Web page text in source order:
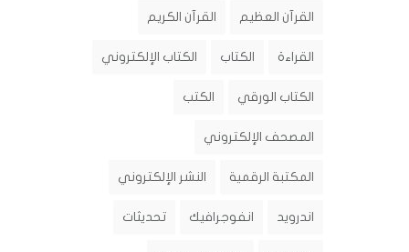
القرآن العظيم القرآن الكريم
القراءة الكتاب الكتاب الإلكتروني
الكتاب الورقي الكتب
المصحف الإلكتروني
المكتبة الرقمية النشر الإلكتروني
اندرويد انفوجرافيك تحديثات